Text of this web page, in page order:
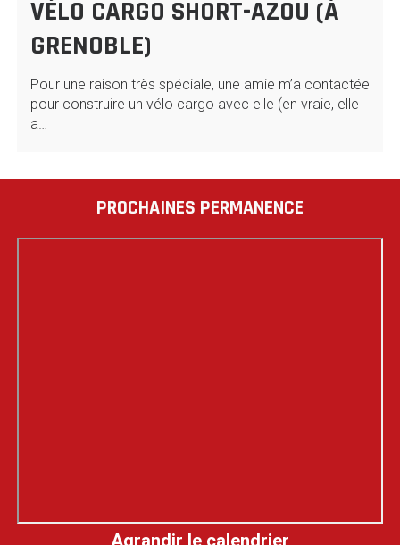
VÉLO CARGO SHORT-AZOU (À
GRENOBLE)
Pour une raison très spéciale, une amie m’a contactée
pour construire un vélo cargo avec elle (en vraie, elle
a…
PROCHAINES PERMANENCE